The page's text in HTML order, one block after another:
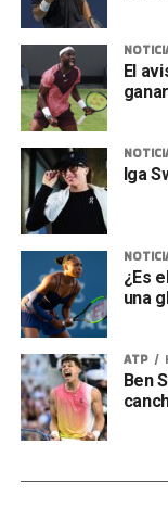
El
Iga
¿Es
una
ATP
Ben